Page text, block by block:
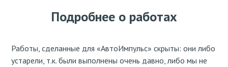
Подробнее о работах
Работы, сделанные для «АвтоИмпульс» скрыты: они либо
устарели, т.к. были выполнены очень давно, либо мы не